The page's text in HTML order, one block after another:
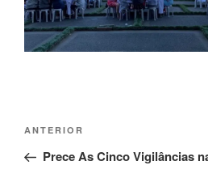
ANTERIOR
Prece As Cinco Vigilâncias